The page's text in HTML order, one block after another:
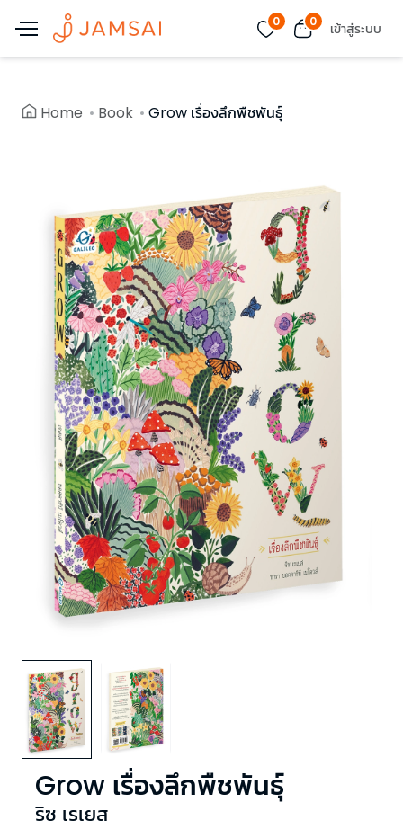
0 0 เข้าสู่ระบบ
Home Book Grow เรื่องลึกพืชพันธุ์
Grow เรื่องลึกพืชพันธุ์
ริซ เรเยส